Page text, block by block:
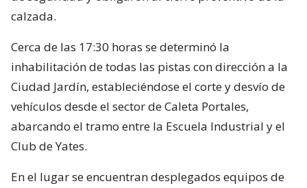
calzada.
Cerca de las 17:30 horas se determinó la
inhabilitación de todas las pistas con dirección a la
Ciudad Jardín, estableciéndose el corte y desvío de
vehículos desde el sector de Caleta Portales,
abarcando el tramo entre la Escuela Industrial y el
Club de Yates.
En el lugar se encuentran desplegados equipos de